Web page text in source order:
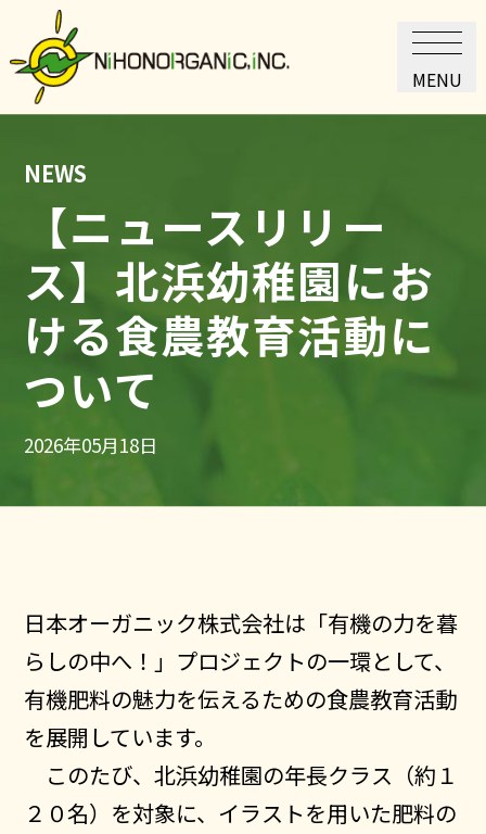
MENU
NEWS
【ニュースリリー
ス】北浜幼稚園にお
ける食農教育活動に
ついて
2026年05月18日
日本オーガニック株式会社は「有機の力を暮
らしの中へ！」プロジェクトの一環として、
有機肥料の魅力を伝えるための食農教育活動
を展開しています。
このたび、北浜幼稚園の年長クラス（約１
２０名）を対象に、イラストを用いた肥料の